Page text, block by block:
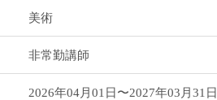
美術
非常勤講師
2026年04月01日〜2027年03月31日